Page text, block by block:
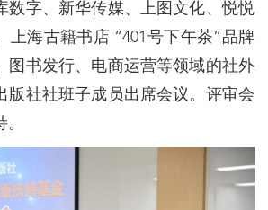
数字、新华传媒、上图文化、悦悦
上海古籍书店 “401号下午茶”品牌
图书发行、电商运营等领域的社外
版社社班子成员出席会议。评审会